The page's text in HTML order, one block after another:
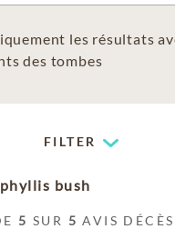
les résultats
des tombes
FILTER
phyllis bush
5 SUR 5 AVIS DÉCÈS